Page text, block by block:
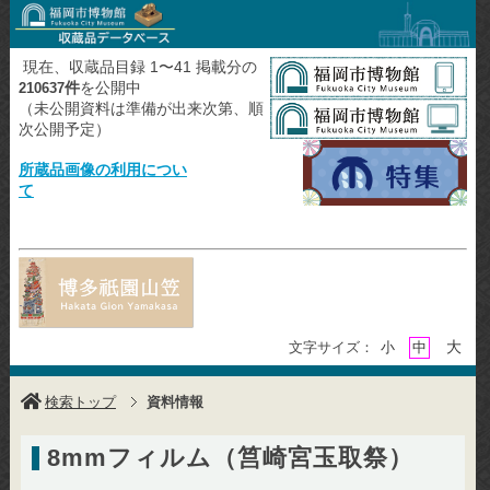
現在、収蔵品目録 1〜41 掲載分の
210637件を公開中
（未公開資料は準備が出来次第、順
次公開予定）
所蔵品画像の利用につい
て
文字サイズ： 小 中 大
検索トップ 資料情報
8mmフィルム（筥崎宮玉取祭）